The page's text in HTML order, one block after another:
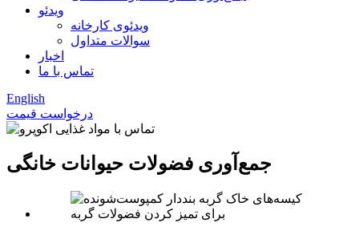
ویدئو
ویدئوی کارخانه
سوالات متداول
اخبار
تماس با ما
English
درخواست قیمت
جمع‌آوری فضولات حیوانات خانگی